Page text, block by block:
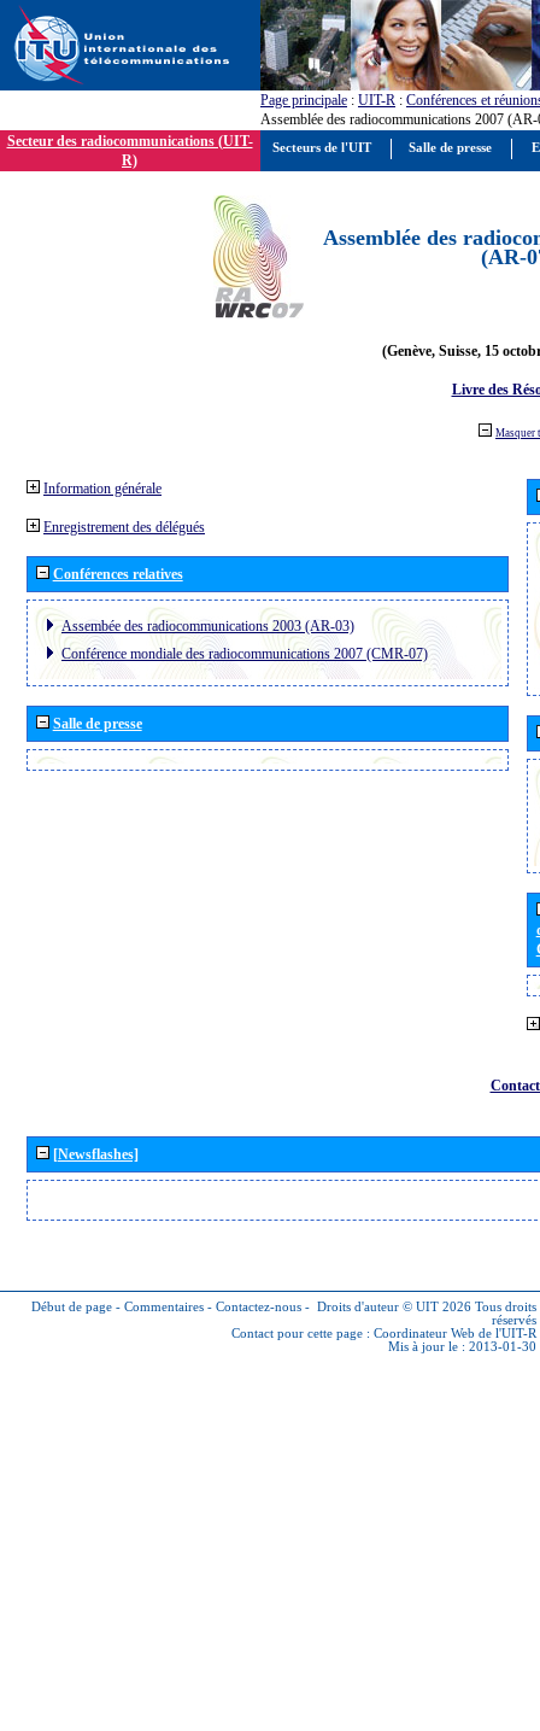
Page principale : UIT-R : Conférences et
Assemblée des radiocommunications 2007
Secteur des radiocommunications (UIT-
R)
Assemblée des
(AR-
(Genève, Suisse, 15
Livre des
Masquer
Information générale
Enregistrement des délégués
Conférences relatives
Assembée des radiocommunications 2003 (AR-03)
Conférence mondiale des radiocommunications 2007 (CMR-07)
Salle de presse
[Newsflashes]
Début de page - Commentaires - Contactez-nous - Droits d'auteur © UIT 2026 Tous droits
réservés
Contact pour cette page : Coordinateur Web de l'UIT-R
Mis à jour le : 2013-01-30
Secteurs de l'UIT Salle de presse